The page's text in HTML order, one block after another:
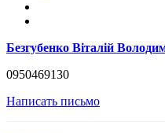
Безгубенко Вiталiй
0950469130
Написать письмо